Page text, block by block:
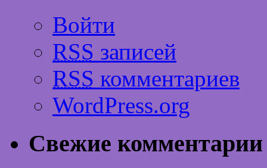
Войти
RSS записей
RSS комментариев
WordPress.org
Свежие комментарии